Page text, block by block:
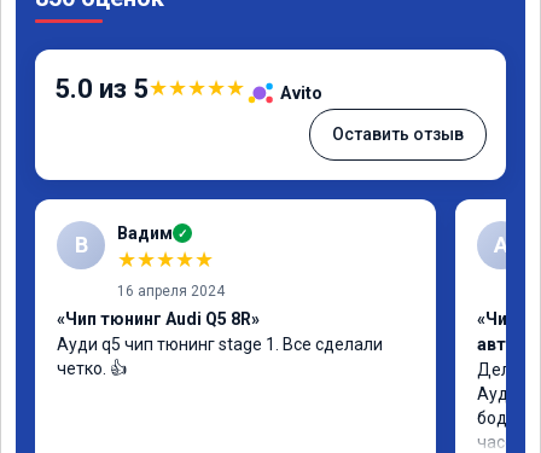
5.0 из 5★★★★★ Avito
Оставить отзыв
В Вадим ✓
★★★★★
16 апреля 2024
«Чип тюнинг Audi Q5 8R»
Ауди q5 чип тюнинг stage 1. Все сделали
четко. 👍
А
«Чип
Делал